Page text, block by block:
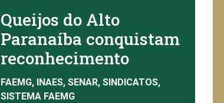
Queijos do Alto
Paranaíba conquistam
reconhecimento
FAEMG, INAES, SENAR, SINDICATOS,
SISTEMA FAEMG